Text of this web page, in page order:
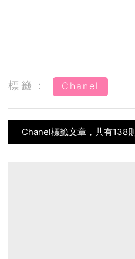
標籤： Chanel
Chanel標籤文章，共有138